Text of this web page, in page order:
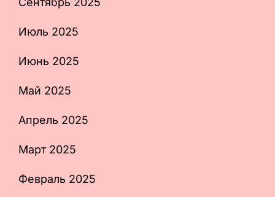
Июль 2025
Июнь 2025
Май 2025
Апрель 2025
Март 2025
Февраль 2025